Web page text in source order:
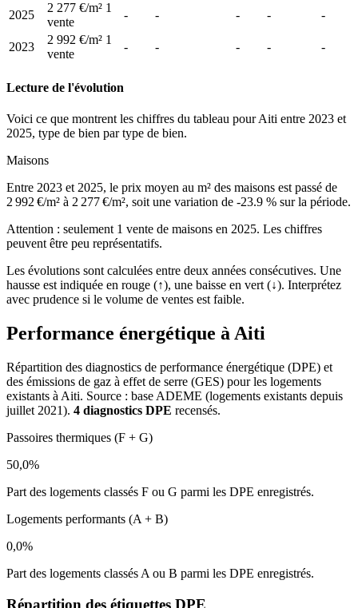
2025
2 277 €/m² 1
vente
- - - - -
2023
2 992 €/m² 1
vente
- - - - -
Lecture de l'évolution
Voici ce que montrent les chiffres du tableau pour Aiti entre 2023 et
2025, type de bien par type de bien.
Maisons
Entre 2023 et 2025, le prix moyen au m² des maisons est passé de
2 992 €/m² à 2 277 €/m², soit une variation de -23.9 % sur la période.
Attention : seulement 1 vente de maisons en 2025. Les chiffres
peuvent être peu représentatifs.
Les évolutions sont calculées entre deux années consécutives. Une
hausse est indiquée en rouge (↑), une baisse en vert (↓). Interprétez
avec prudence si le volume de ventes est faible.
Performance énergétique à Aiti
Répartition des diagnostics de performance énergétique (DPE) et
des émissions de gaz à effet de serre (GES) pour les logements
existants à Aiti. Source : base ADEME (logements existants depuis
juillet 2021). 4 diagnostics DPE recensés.
Passoires thermiques (F + G)
50,0%
Part des logements classés F ou G parmi les DPE enregistrés.
Logements performants (A + B)
0,0%
Part des logements classés A ou B parmi les DPE enregistrés.
Répartition des étiquettes DPE